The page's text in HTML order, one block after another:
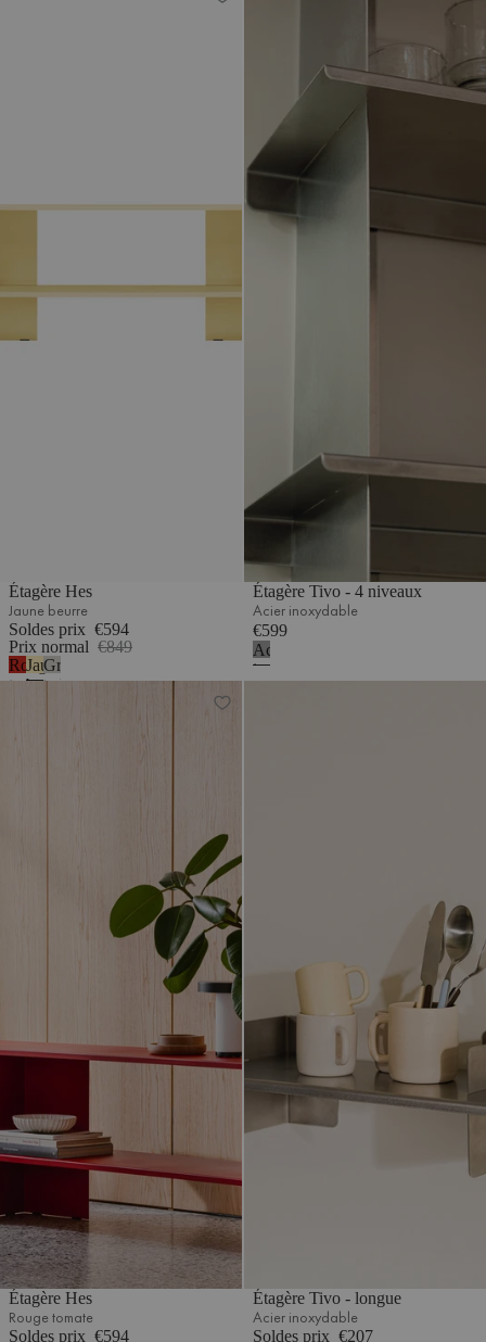
Étagère Hes
Jaune beurre
Soldes prix €594
Prix normal €849
Rouge
tomate
Jaune
beurre
Gris
galet
Étagère Tivo - 4 niveaux
Acier inoxydable
€599
Acier
inoxydable
Étagère Hes
Rouge tomate
Soldes prix €594
Étagère Tivo - longue
Acier inoxydable
Soldes prix €207